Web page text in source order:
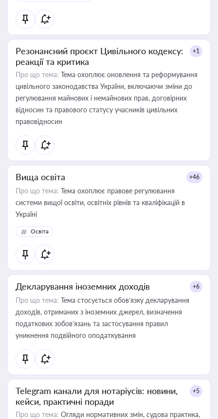
Резонансний проєкт Цивільного кодексу:
реакції та критика
+1
Про що тема: Тема охоплює оновлення та реформування
цивільного законодавства України, включаючи зміни до
регулювання майнових і немайнових прав, договірних
відносин та правового статусу учасників цивільних
правовідносин
Вища освіта +46
Про що тема: Тема охоплює правове регулювання
системи вищої освіти, освітніх рівнів та кваліфікацій в
Україні
Освіта
Декларування іноземних доходів +6
Про що тема: Тема стосується обов’язку декларування
доходів, отриманих з іноземних джерел, визначення
податкових зобов’язань та застосування правил
уникнення подвійного оподаткування
Telegram канали для нотаріусів: новини,
кейси, практичні поради
+5
Про що тема: Огляди нормативних змін, судова практика,